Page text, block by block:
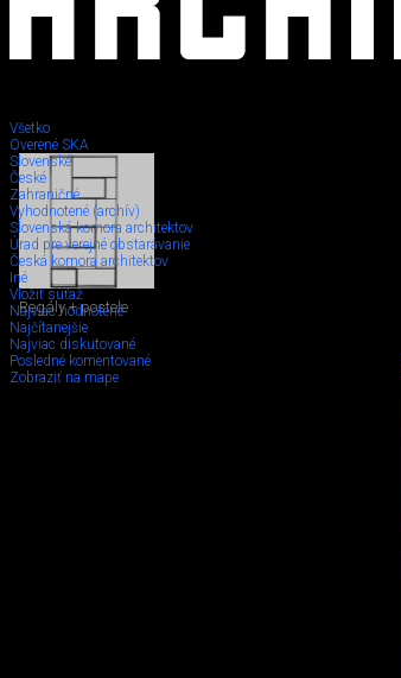
Všetko
Overené SKA
Slovenské
České
Zahraničné
Vyhodnotené (archív)
Slovenská komora architektov
Úrad pre verejné obstarávanie
Česká komora architektov
Iné
Vložiť súťaž
Najviac hodnotené
Najčítanejšie
Najviac diskutované
Posledné komentované
Zobraziť na mape
Regály + postele